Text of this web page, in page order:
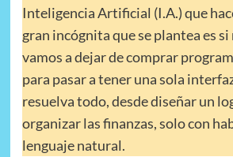
Inteligencia Artificial (I.A.) que
gran incógnita que se plantea es
vamos a dejar de comprar
para pasar a tener una sola
resuelva todo, desde diseñar un
organizar las finanzas, solo con
lenguaje natural.